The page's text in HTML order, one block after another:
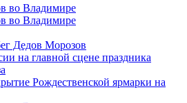
во Владимире
во Владимире
Дедов Морозов
на главной сцене праздника
Рождественской ярмарки на